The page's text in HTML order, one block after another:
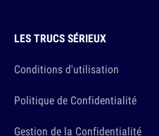
LES TRUCS SÉRIEUX
Conditions d'utilisation
Politique de Confidentialité
Gestion de la Confidentialité